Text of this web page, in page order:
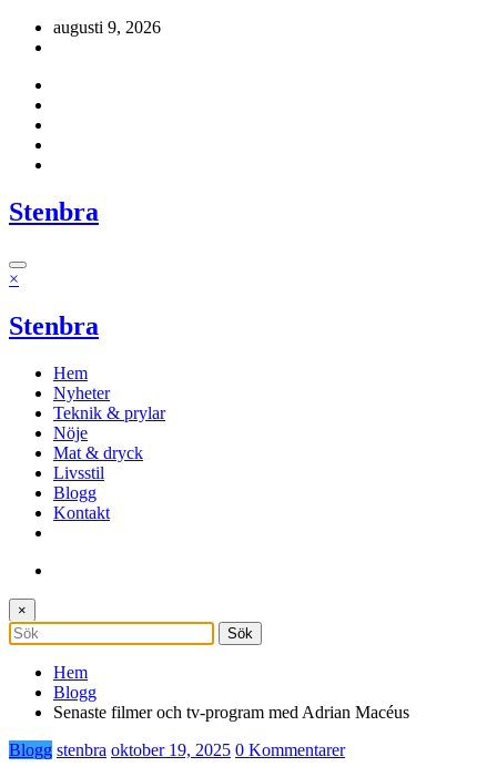
Hoppaaugusti 9, 2026
Stenbra
×
Stenbra
Hem
Nyheter
Teknik & prylar
Nöje
Mat & dryck
Livsstil
Blogg
Kontakt
×
Hem
Blogg
Senaste filmer och tv-program med Adrian Macéus
Blogg stenbra oktober 19, 2025 0 Kommentarer